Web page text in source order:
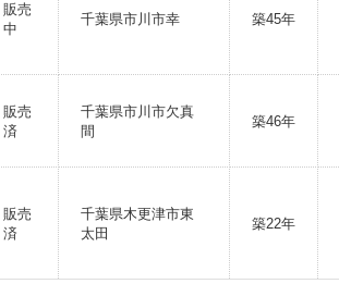
販売
中
千葉県市川市幸 築45年
販売
済
千葉県市川市欠真
間
築46年
販売
済
千葉県木更津市東
太田
築22年